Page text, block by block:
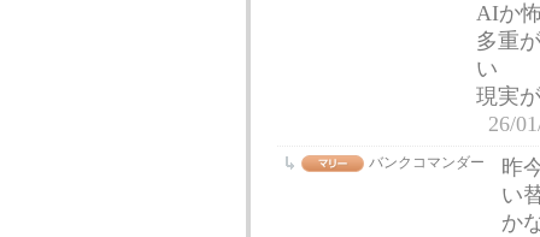
AIか
多重
い
現実
26/
バンクコマンダー
昨
い
か